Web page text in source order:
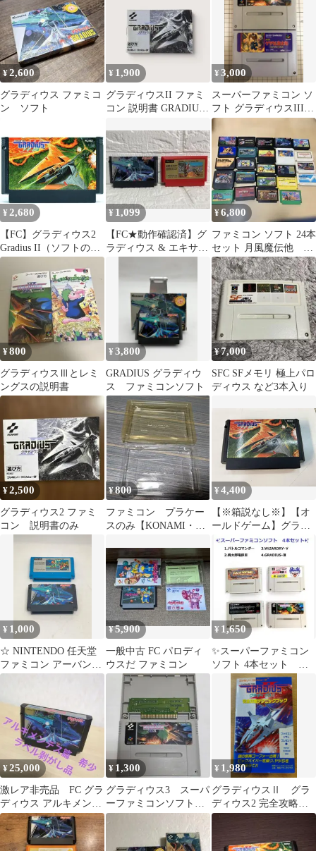
¥2,600
グラディウス ファミコ
ン ソフト
¥ 1,900
グラディウスII ファミ
コン 説明書 GRADIUS
¥3,000
スーパーファミコン ソ
フト グラディウスIII
ゲゲゲの鬼太郎 2本セ
ット
¥ 2,680
【FC】グラディウス2
Gradius II（ソフトの
み） ファミコン
¥1,099
【FC★動作確認済】グ
ラディウス & エキサイ
ファミコン
¥6,800
ファミコン ソフト 24本
セット 月風魔伝他 動
作未確認プラス説明書3
点と攻略本
¥800
グラディウスⅢとレミ
ングスの説明書
¥3,800
GRADIUS グラディウ
ス ファミコンソフト
¥7,000
SFC SFメモリ 極上パロ
ディウス など3本入り
¥2,500
グラディウス2 ファミ
コン 説明書のみ
¥800
ファミコン プラケー
スのみ【KONAMI・
¥4,400
【※箱説なし※】【オ
ールドゲーム】グラデ
ィウス2
¥ 1,000
☆ NINTENDO 任天堂
ファミコン アーバンチ
ャンピオン/グラディウ
¥5,900
一般中古 FC パロディ
ウスだ ファミコン
¥ 1,650
✨スーパーファミコン
ソフト 4本セット
WIZARDRY-Ⅲ他✨即発
¥25,000
激レア非売品 FC グラ
ディウス アルキメンデ
ス編 ※ラベル欠損 動作
確認済
¥ 1,300
グラディウス3 スーパ
ーファミコンソフト
起動確認 清掃済み
¥ 1,980
グラディウスⅡ グラ
ディウス2 完全攻略テ
クニックブック ファ